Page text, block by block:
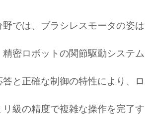
では、ブラシレスモータの姿は
精密ロボットの関節駆動システム
と正確な制御の特性により、ロ
級の精度で複雑な操作を完了す